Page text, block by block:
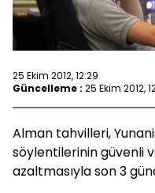
25 Ekim 2012, 12:29
Güncelleme : 25 Ekim 2012,
Alman tahvilleri,
söylentilerinin güvenli
azaltmasıyla son 3